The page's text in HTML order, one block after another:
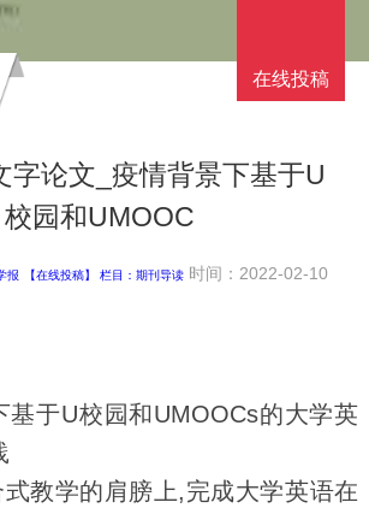
字论文_疫情背景下基于U
校园和UMOOC
报 【在线投稿】 栏目： 期刊导读时间：2022-02-10
基于U校园和UMOOCs的大学英
教学的肩膀上,完成大学英语在
在线投稿